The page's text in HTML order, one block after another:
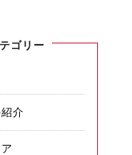
ゴリー
介